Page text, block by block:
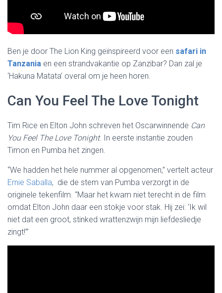
Ben je door The Lion King geïnspireerd voor een safari in
Tanzania en een strandvakantie op Zanzibar? Dan zal je
‘Hakuna Matata’ overal om je heen horen.
Can You Feel The Love Tonight
Tim Rice en Elton John schreven het Oscarwinnende Can
You Feel The Love Tonight. In eerste instantie zouden
Timon en Pumba het zingen.
“We hadden het hele nummer al opgenomen,” vertelt acteur
Ernie Saballa, die de stem van Pumba verzorgt in de
originele tekenfilm. “Maar het kwam niet terecht in de film
omdat Elton John daar een stokje voor stak. Hij zei: ‘Ik wil
niet dat een groot, stinked wrattenzwijn mijn liefdesliedje
zingt!’”